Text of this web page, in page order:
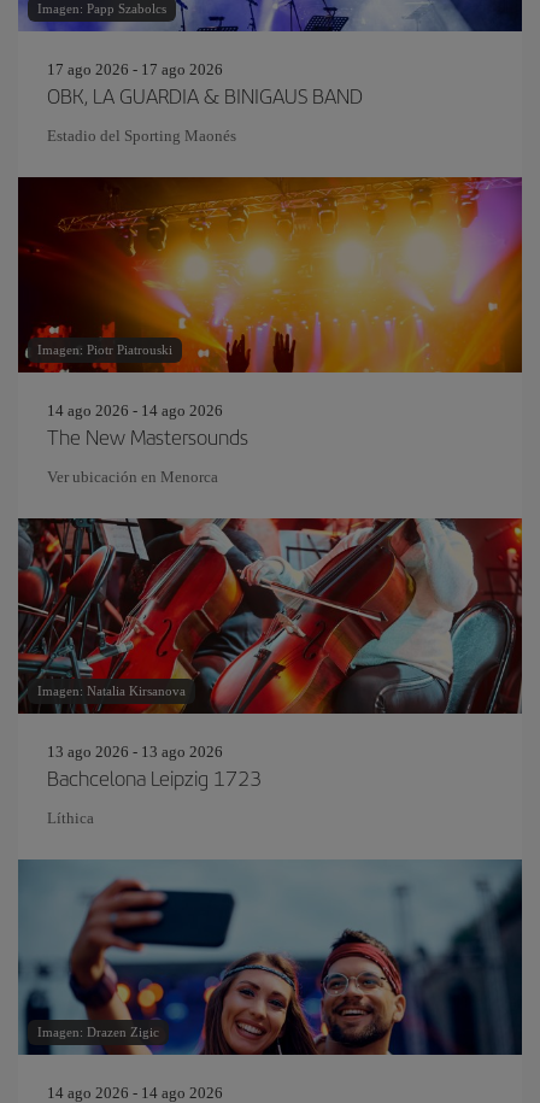
Imagen: Papp Szabolcs
17 ago 2026 - 17 ago 2026
OBK, LA GUARDIA & BINIGAUS BAND
Estadio del Sporting Maonés
Imagen: Piotr Piatrouski
14 ago 2026 - 14 ago 2026
The New Mastersounds
Ver ubicación en Menorca
Imagen: Natalia Kirsanova
13 ago 2026 - 13 ago 2026
Bachcelona Leipzig 1723
Líthica
Imagen: Drazen Zigic
14 ago 2026 - 14 ago 2026